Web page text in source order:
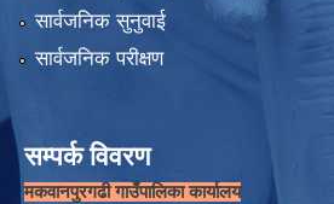
सार्वजनिक सुनुवाई
सार्वजनिक परीक्षण
सम्पर्क विवरण
मकवानपुरगढी गाउँपालिका कार्यालय